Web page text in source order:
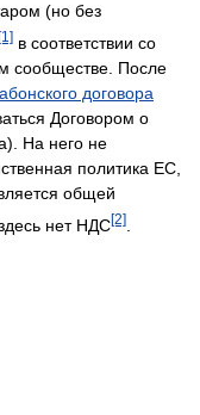
(но без
в соответствии со
сообществе. После
договора
Договором о
На него не
политика ЕС,
общей
нет НДС[2]